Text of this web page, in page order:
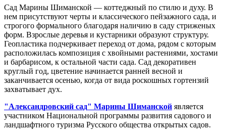
Сад Марины Шиманской — коттеджный по стилю и духу. В
нем присутствуют черты и классического пейзажного сада, и
строгого формального благодаря наличию в саду стриженых
форм. Взрослые деревья и кустарники образуют структуру.
Геопластика подчеркивает переход от дома, рядом с которым
расположилась композиция с хвойными растениями, хостами
и барбарисом, к остальной части сада. Сад декоративен
круглый год, цветение начинается ранней весной и
заканчивается осенью, когда от вида роскошных гортензий
захватывает дух.
"Александровский сад" Марины Шиманской является
участником Национальной программы развития садового и
ландшафтного туризма Русского общества открытых садов.